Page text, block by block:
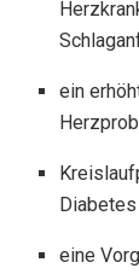
ein
eine